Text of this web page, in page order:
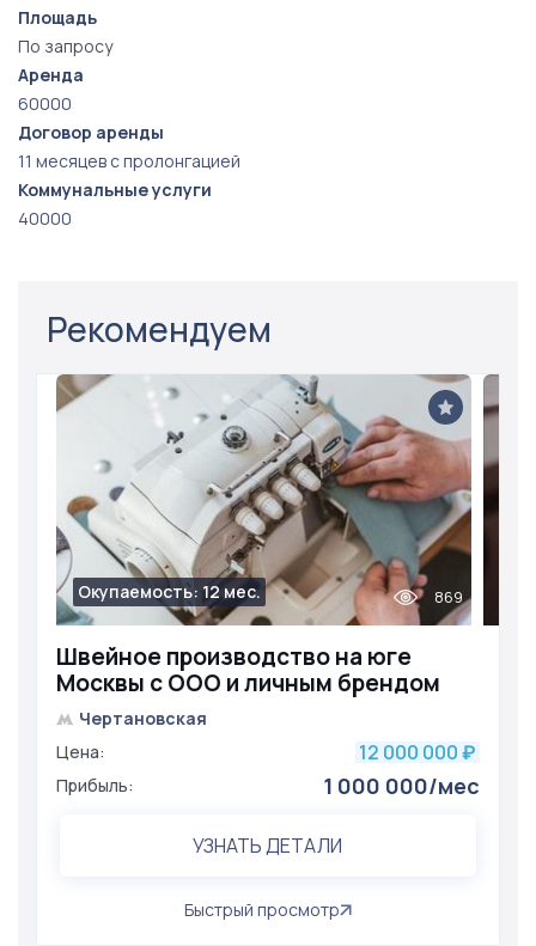
Площадь
По запросу
Аренда
60000
Договор аренды
11 месяцев с пролонгацией
Коммунальные услуги
40000
Рекомендуем
Швейное производство на юге
Москвы с ООО и личным брендом
Окупаемость: 12 мес. 869
Чертановская
Цена:
12 000 000 ₽
Прибыль: 1 000 000/мес
УЗНАТЬ ДЕТАЛИ
Быстрый просмотр